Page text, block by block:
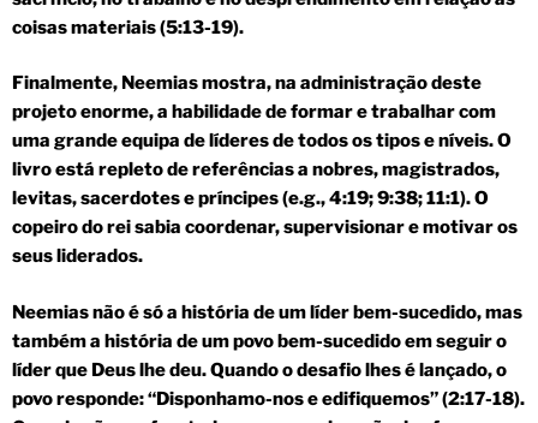
coisas materiais (5:13-19).
Finalmente, Neemias mostra, na administração deste
projeto enorme, a habilidade de formar e trabalhar com
uma grande equipa de líderes de todos os tipos e níveis. O
livro está repleto de referências a nobres, magistrados,
levitas, sacerdotes e príncipes (e.g., 4:19; 9:38; 11:1). O
copeiro do rei sabia coordenar, supervisionar e motivar os
seus liderados.
Neemias não é só a história de um líder bem-sucedido, mas
também a história de um povo bem-sucedido em seguir o
líder que Deus lhe deu. Quando o desafio lhes é lançado, o
povo responde: “Disponhamo-nos e edifiquemos” (2:17-18).